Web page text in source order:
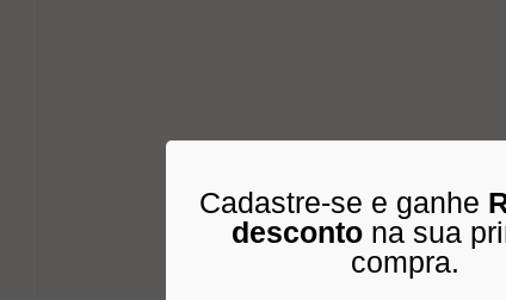
Cadastre-se e ganhe
descontona sua
compra.